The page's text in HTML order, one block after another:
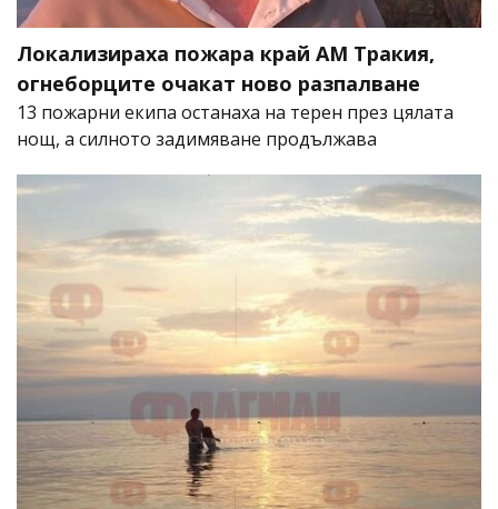
Локализираха пожара край АМ Тракия,
огнеборците очакат ново разпалване
13 пожарни екипа останаха на терен през цялата
нощ, а силното задимяване продължава